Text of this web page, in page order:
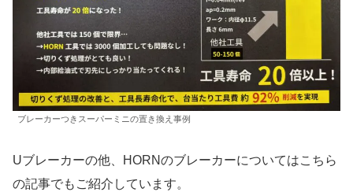
ブレーカーつきスーパーミニの置き換え事例
Uブレーカーの他、HORNのブレーカーについてはこちら
の記事でもご紹介しています。